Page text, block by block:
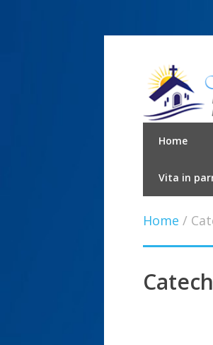
Home
Vita in
Home /